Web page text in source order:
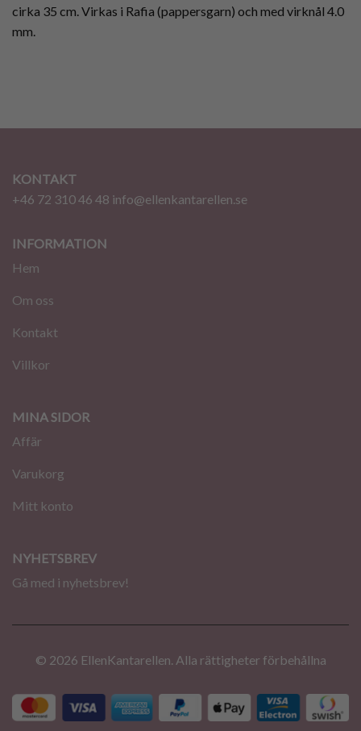
cirka 35 cm. Virkas i Rafia (pappersgarn) och med virknål 4.0
mm.
KONTAKT
+46 72 310 46 48 info@ellenkantarellen.se
INFORMATION
Hem
Om oss
Kontakt
Villkor
MINA SIDOR
Affär
Varukorg
Mitt konto
NYHETSBREV
Gå med i nyhetsbrev!
© 2026 EllenKantarellen. Alla rättigheter förbehållna